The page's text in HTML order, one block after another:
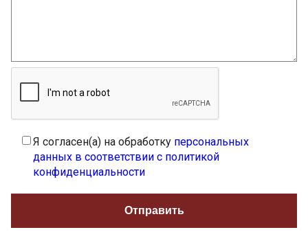
Я согласен(а) на обработку персональных
данных в соответствии с политикой
конфиденциальности